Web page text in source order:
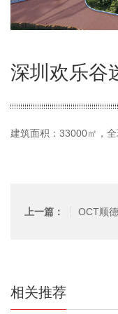
深圳欢乐谷
建筑面积：33000㎡，
上一篇： OCT顺
相关推荐